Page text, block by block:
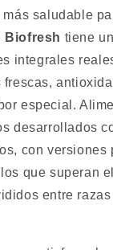
saludable
Biofresh tiene
integrales
especial.
desarrollados
con versiones
que superan
entre